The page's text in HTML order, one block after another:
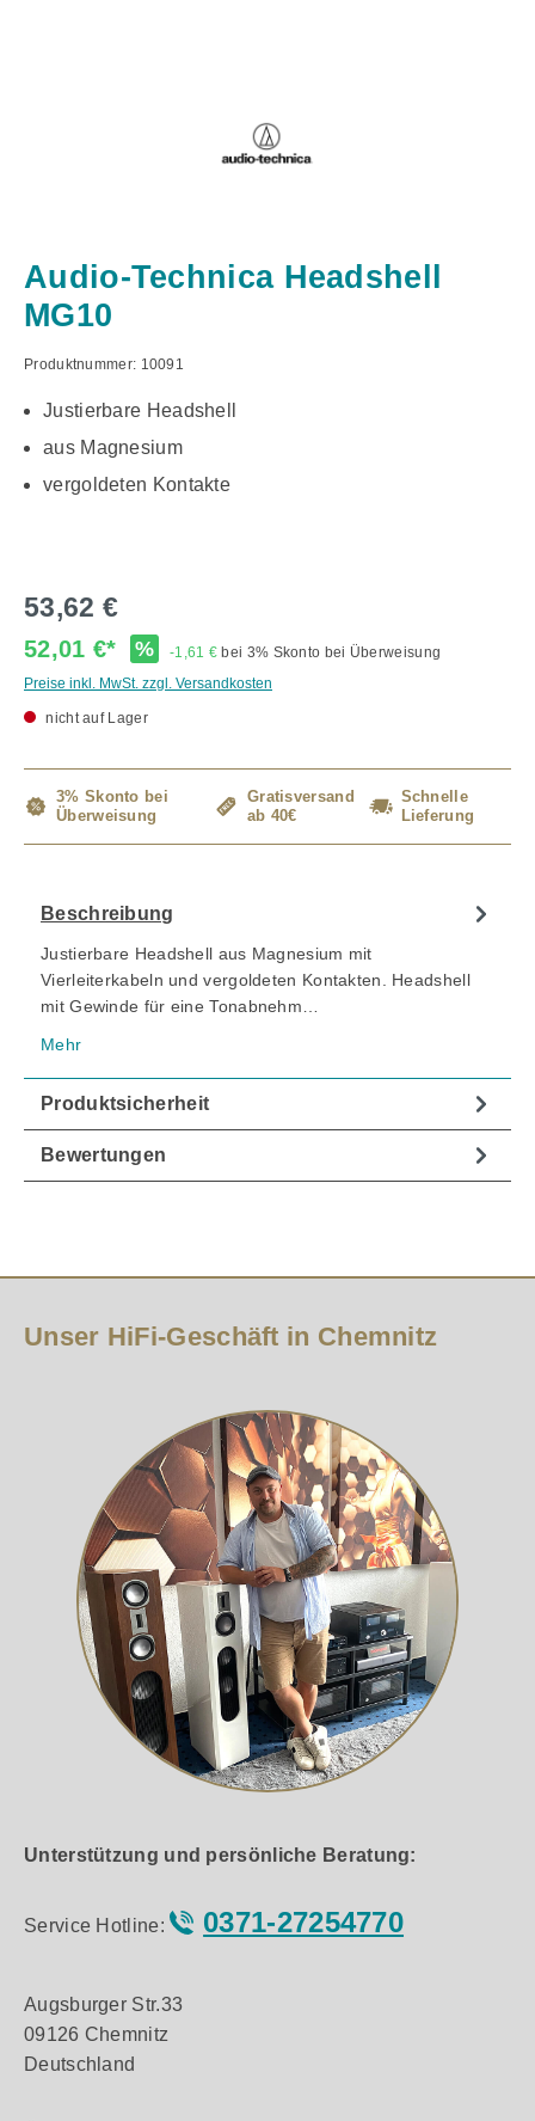
Audio-Technica Headshell
MG10
Produktnummer: 10091
Justierbare Headshell
aus Magnesium
vergoldeten Kontakte
53,62 €
52,01 €* % -1,61 € bei 3% Skonto bei Überweisung
Preise inkl. MwSt. zzgl. Versandkosten
nicht auf Lager
3% Skonto bei
Überweisung
Gratisversand
ab 40€
Schnelle
Lieferung
Beschreibung
Justierbare Headshell aus Magnesium mit
Vierleiterkabeln und vergoldeten Kontakten. Headshell
mit Gewinde für eine Tonabnehm…
Mehr
Produktsicherheit
Bewertungen
Unser HiFi-Geschäft in Chemnitz
Unterstützung und persönliche Beratung:
Service Hotline: 0371-27254770
Augsburger Str.33
09126 Chemnitz
Deutschland